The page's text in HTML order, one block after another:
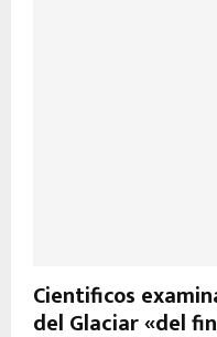
Cientificos
del Glaciar «del